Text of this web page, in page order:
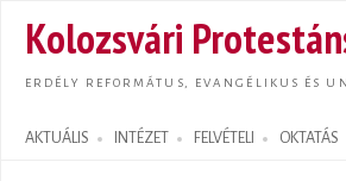
Kolozsvári
ERDÉLY REFORMÁTUS, EVANGÉLIKUS ÉS
AKTUÁLIS INTÉZET FELVÉTELI OKTATÁS
Search form